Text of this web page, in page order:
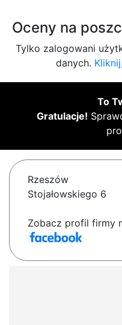
Oceny na
Tylko zalogowani
danych.
To
Gratulacje!
Rzeszów
Stojałowskiego 6
Zobacz profil firmy